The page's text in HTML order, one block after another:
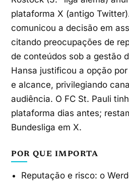
plataforma X (antigo
comunicou a decisão em
citando preocupações de
de conteúdos sob a gestão
Hansa justificou a opção
e alcance, privilegiando
audiência. O FC St. Pauli
plataforma dias antes;
Bundesliga em X.
POR QUE IMPORTA
Reputação e risco: o